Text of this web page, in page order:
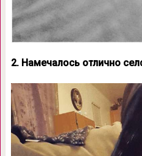
2. Намечалось отлично